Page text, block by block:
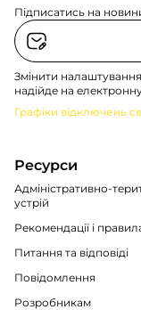
Підписатись на
Змінити
надійде на
Графіки відключень
Ресурси
Адміністративно-
устрій
Рекомендації i
Питання та відповіді
Повідомлення
Розробникам